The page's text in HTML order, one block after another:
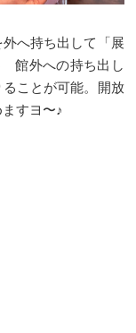
へ持ち出して「展
館外への持ち出し
ことが可能。開放
すヨ〜♪